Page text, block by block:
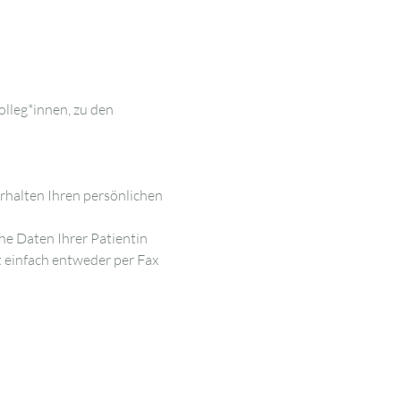
zu den
Ihren persönlichen
Daten Ihrer Patientin
entweder per Fax